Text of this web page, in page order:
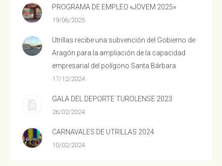
PROGRAMA DE EMPLEO «JOVEM 2025»
19/06/2025
Utrillas recibe una subvención del Gobierno de
Aragón para la ampliación de la capacidad
empresarial del polígono Santa Bárbara
17/12/2024
GALA DEL DEPORTE TUROLENSE 2023
26/02/2024
CARNAVALES DE UTRILLAS 2024
10/02/2024